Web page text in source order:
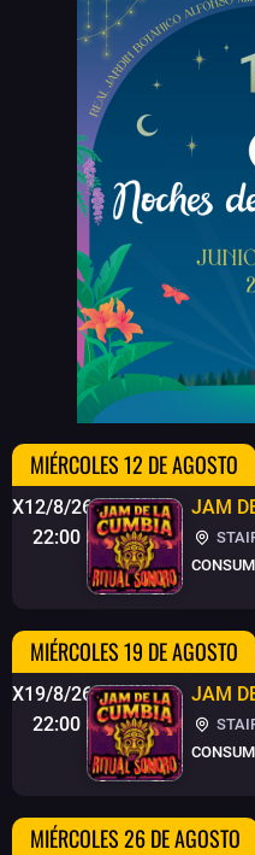
MIÉRCOLES 12 DE AGOSTO
X12/8/26
22:00
JAM
MIÉRCOLES 19 DE AGOSTO
X19/8/26
22:00
JAM
MIÉRCOLES 26 DE AGOSTO